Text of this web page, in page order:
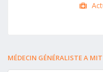
MÉDECIN GÉNÉRALISTE A